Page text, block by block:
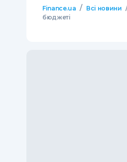
Finance.ua / Всі новини
бюджеті